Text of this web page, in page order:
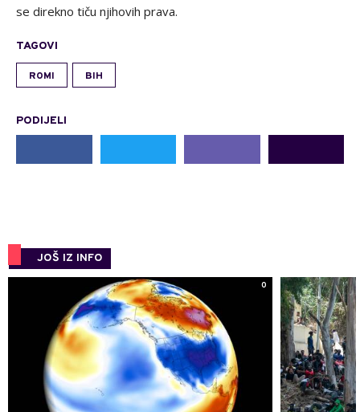
se direkno tiču njihovih prava.
TAGOVI
ROMI BIH
PODIJELI
JOŠ IZ INFO
0